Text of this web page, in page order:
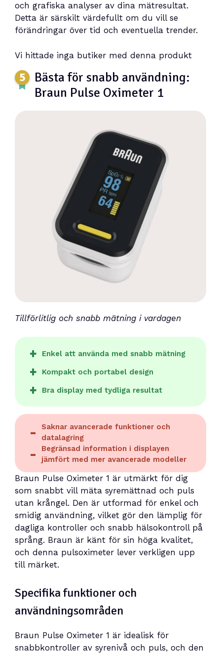
och grafiska analyser av dina mätresultat.
Detta är särskilt värdefullt om du vill se
förändringar över tid och eventuella trender.
Vi hittade inga butiker med denna produkt
Bästa för snabb användning:
Braun Pulse Oximeter 1
Tillförlitlig och snabb mätning i vardagen
Enkel att använda med snabb mätning
Kompakt och portabel design
Bra display med tydliga resultat
Saknar avancerade funktioner och
datalagring
Begränsad information i displayen
jämfört med mer avancerade modeller
Braun Pulse Oximeter 1 är utmärkt för dig
som snabbt vill mäta syremättnad och puls
utan krångel. Den är utformad för enkel och
smidig användning, vilket gör den lämplig för
dagliga kontroller och snabb hälsokontroll på
språng. Braun är känt för sin höga kvalitet,
och denna pulsoximeter lever verkligen upp
till märket.
Specifika funktioner och
användningsområden
Braun Pulse Oximeter 1 är idealisk för
snabbkontroller av syrenivå och puls, och den